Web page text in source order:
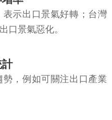
示出口景氣好轉；台灣
口景氣惡化。
，例如可關注出口產業